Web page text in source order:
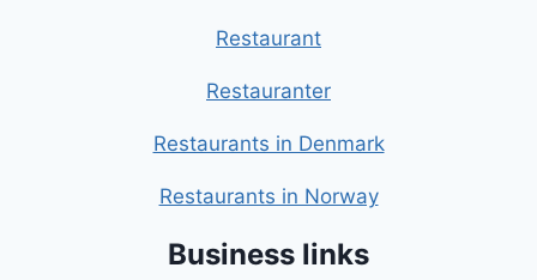
Restaurant
Restauranter
Restaurants in Denmark
Restaurants in Norway
Business links